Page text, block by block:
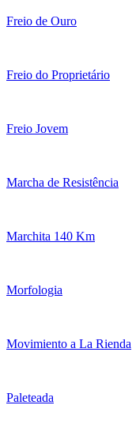
Freio de Ouro
Freio do Proprietário
Freio Jovem
Marcha de Resistência
Marchita 140 Km
Morfologia
Movimiento a La Rienda
Paleteada